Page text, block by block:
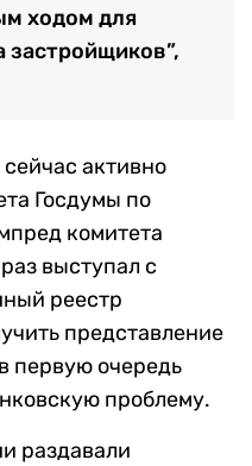
ходом для
застройщиков”,
активно
Госдумы по
комитета
выступал с
реестр
представление
первую очередь
проблему.
раздавали